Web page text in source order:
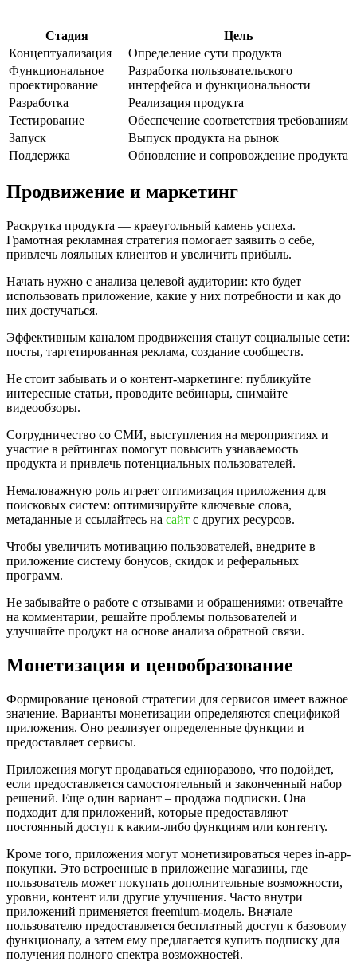
Стадия
Цель
Концептуализация
Определение сути продукта
Функциональное
проектирование
Разработка пользовательского
интерфейса и функциональности
Разработка
Реализация продукта
Тестирование
Обеспечение соответствия требованиям
Запуск
Выпуск продукта на рынок
Поддержка
Обновление и сопровождение продукта
Продвижение и маркетинг
Раскрутка продукта — краеугольный камень успеха.
Грамотная рекламная стратегия помогает заявить о себе,
привлечь лояльных клиентов и увеличить прибыль.
Начать нужно с анализа целевой аудитории: кто будет
использовать приложение, какие у них потребности и как до
них достучаться.
Эффективным каналом продвижения станут социальные сети:
посты, таргетированная реклама, создание сообществ.
Не стоит забывать и о контент-маркетинге: публикуйте
интересные статьи, проводите вебинары, снимайте
видеообзоры.
Сотрудничество со СМИ, выступления на мероприятиях и
участие в рейтингах помогут повысить узнаваемость
продукта и привлечь потенциальных пользователей.
Немаловажную роль играет оптимизация приложения для
поисковых систем: оптимизируйте ключевые слова,
метаданные и ссылайтесь на сайт с других ресурсов.
Чтобы увеличить мотивацию пользователей, внедрите в
приложение систему бонусов, скидок и реферальных
программ.
Не забывайте о работе с отзывами и обращениями: отвечайте
на комментарии, решайте проблемы пользователей и
улучшайте продукт на основе анализа обратной связи.
Монетизация и ценообразование
Формирование ценовой стратегии для сервисов имеет важное
значение. Варианты монетизации определяются спецификой
приложения. Оно реализует определенные функции и
предоставляет сервисы.
Приложения могут продаваться единоразово, что подойдет,
если предоставляется самостоятельный и законченный набор
решений. Еще один вариант – продажа подписки. Она
подходит для приложений, которые предоставляют
постоянный доступ к каким-либо функциям или контенту.
Кроме того, приложения могут монетизироваться через in-app-
покупки. Это встроенные в приложение магазины, где
пользователь может покупать дополнительные возможности,
уровни, контент или другие улучшения. Часто внутри
приложений применяется freemium-модель. Вначале
пользователю предоставляется бесплатный доступ к базовому
функционалу, а затем ему предлагается купить подписку для
получения полного спектра возможностей.